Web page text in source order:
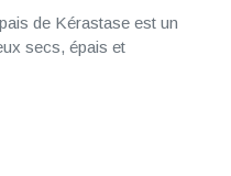
de Kérastase est un
secs, épais et